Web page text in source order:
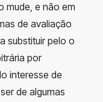
mude, e não em
de avaliação
substituir pelo o
por
interesse de
de algumas